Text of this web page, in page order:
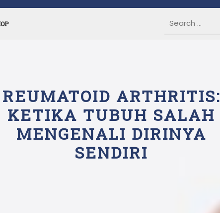
REUMATOID ARTHRITIS:
KETIKA TUBUH SALAH
MENGENALI DIRINYA
SENDIRI